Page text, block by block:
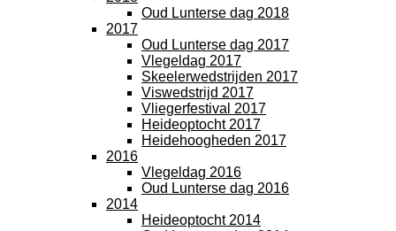
Oud Lunterse dag 2018
2017
Oud Lunterse dag 2017
Vlegeldag 2017
Skeelerwedstrijden 2017
Viswedstrijd 2017
Vliegerfestival 2017
Heideoptocht 2017
Heidehoogheden 2017
2016
Vlegeldag 2016
Oud Lunterse dag 2016
2014
Heideoptocht 2014